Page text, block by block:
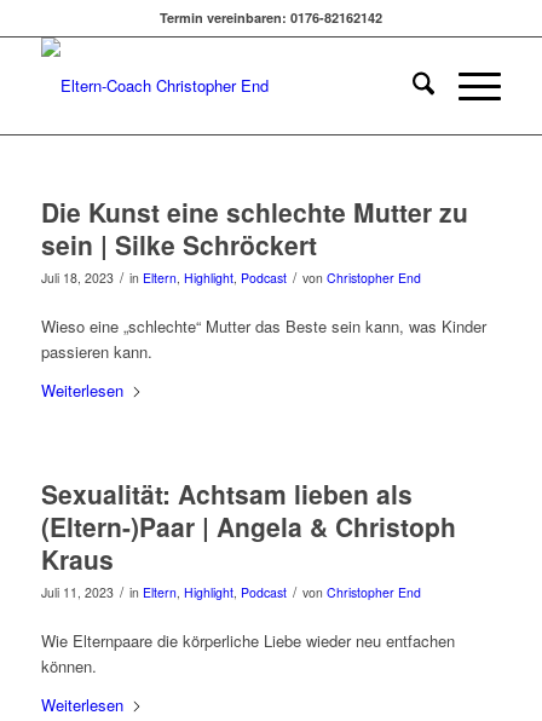
Termin vereinbaren: 0176-82162142
Die Kunst eine schlechte Mutter zu
sein | Silke Schröckert
Juli 18, 2023 / in Eltern, Highlight, Podcast / von Christopher End
Wieso eine „schlechte“ Mutter das Beste sein kann, was Kinder
passieren kann.
Weiterlesen
Sexualität: Achtsam lieben als
(Eltern-)Paar | Angela & Christoph
Kraus
Juli 11, 2023 / in Eltern, Highlight, Podcast / von Christopher End
Wie Elternpaare die körperliche Liebe wieder neu entfachen
können.
Weiterlesen